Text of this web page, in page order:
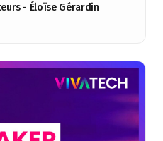
- Éloïse Gérardin